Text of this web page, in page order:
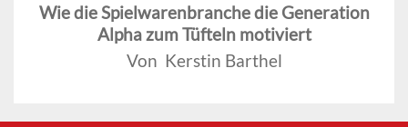
Wie die Spielwarenbranche die Generation
Alpha zum Tüfteln motiviert
Von Kerstin Barthel